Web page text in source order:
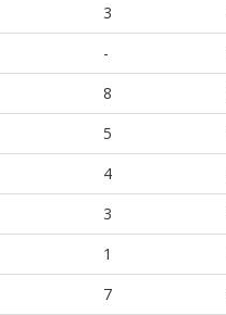
3
-
8
5
4
3
1
7